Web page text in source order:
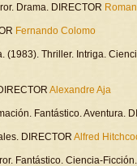
Drama. DIRECTOR
Fernando Colomo
(1983). Thriller. Intriga.
Alexandre Aja
Fantástico. Aventura.
DIRECTOR Alfred
Fantástico. Ciencia-